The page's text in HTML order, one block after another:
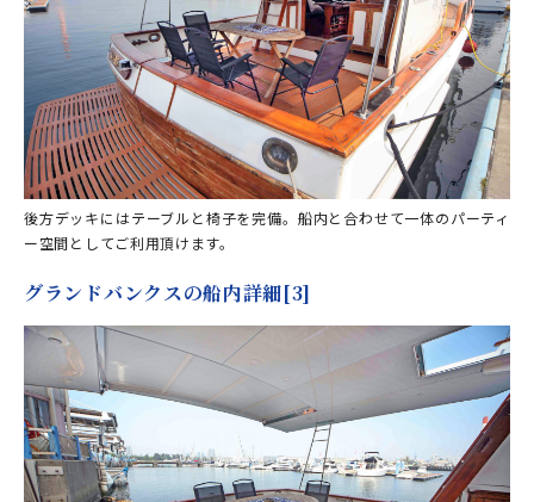
後方デッキにはテーブルと椅子を完備。船内と合わせて一体のパーティ
ー空間としてご利用頂けます。
グランドバンクスの船内詳細[3]